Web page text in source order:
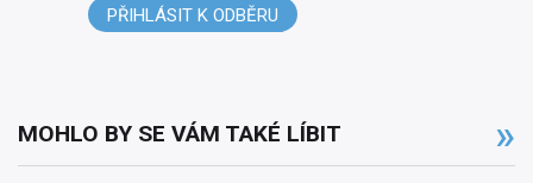
PŘIHLÁSIT K ODBĚRU
MOHLO BY SE VÁM TAKÉ LÍBIT